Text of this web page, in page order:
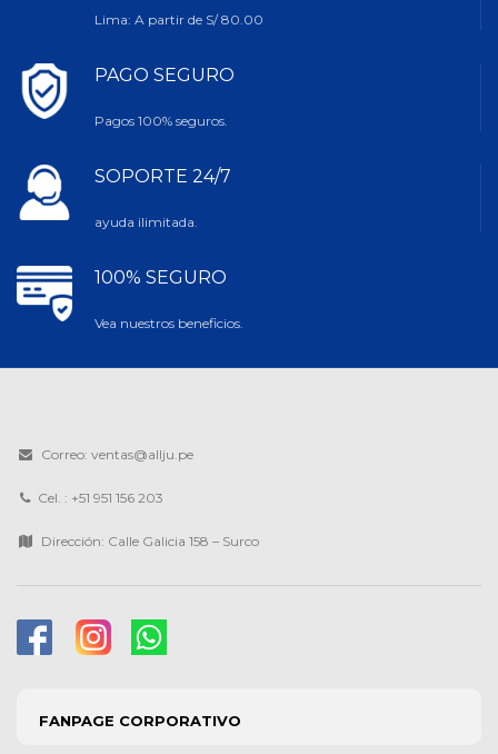
Lima: A partir de S/ 80.00
PAGO SEGURO
Pagos 100% seguros.
SOPORTE 24/7
ayuda ilimitada.
100% SEGURO
Vea nuestros beneficios.
Correo: ventas@allju.pe
Cel. : +51 951 156 203
Dirección: Calle Galicia 158 – Surco
FANPAGE CORPORATIVO